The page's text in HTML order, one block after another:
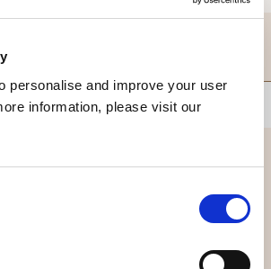
personalise and improve your user
information, please visit our상단으로 돌아가기